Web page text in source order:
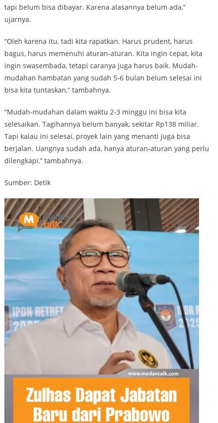
tapi belum bisa dibayar. Karena alasannya belum ada,”
ujarnya.
“Oleh karena itu, tadi kita rapatkan. Harus prudent, harus
bagus, harus memenuhi aturan-aturan. Kita ingin cepat, kita
ingin swasembada, tetapi caranya juga harus baik. Mudah-
mudahan hambatan yang sudah 5-6 bulan belum selesai ini
bisa kita tuntaskan,” tambahnya.
“Mudah-mudahan dalam waktu 2-3 minggu ini bisa kita
selesaikan. Tagihannya belum banyak, sekitar Rp138 miliar.
Tapi kalau ini selesai, proyek lain yang menanti juga bisa
berjalan. Uangnya sudah ada, hanya aturan-aturan yang perlu
dilengkapi,” tambahnya.
Sumber: Detik